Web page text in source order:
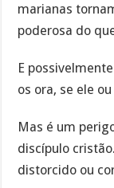
marianas
poderosa do
E
os ora, se ele
Mas é um
discípulo
distorcido ou